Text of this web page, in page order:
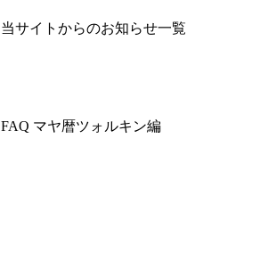
当サイトからのお知らせ一覧
FAQ マヤ暦ツォルキン編